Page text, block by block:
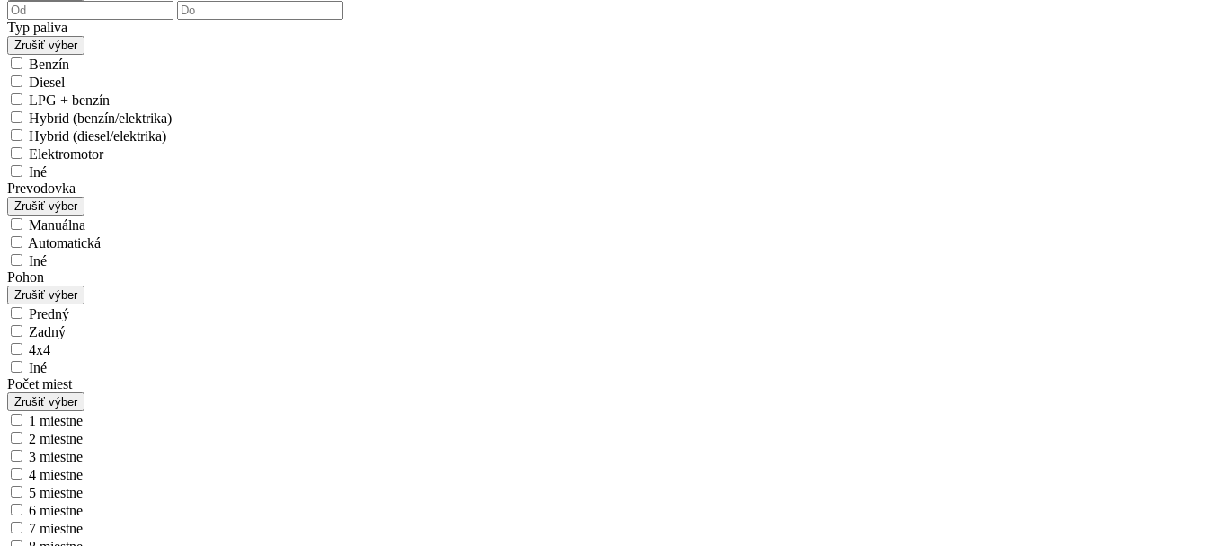
Typ paliva
Zrušiť výber
Benzín
Diesel
LPG + benzín
Hybrid (benzín/elektrika)
Hybrid (diesel/elektrika)
Elektromotor
Iné
Prevodovka
Zrušiť výber
Manuálna
Automatická
Iné
Pohon
Zrušiť výber
Predný
Zadný
4x4
Iné
Počet miest
Zrušiť výber
1 miestne
2 miestne
3 miestne
4 miestne
5 miestne
6 miestne
7 miestne